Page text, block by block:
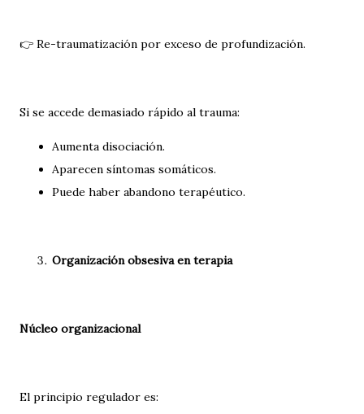
👉 Re-traumatización por exceso de profundización.
Si se accede demasiado rápido al trauma:
Aumenta disociación.
Aparecen síntomas somáticos.
Puede haber abandono terapéutico.
Organización obsesiva en terapia
Núcleo organizacional
El principio regulador es: